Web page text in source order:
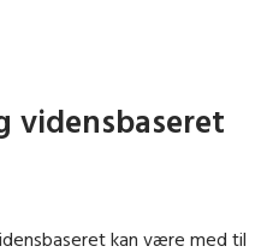
vidensbaseret
kan være med til